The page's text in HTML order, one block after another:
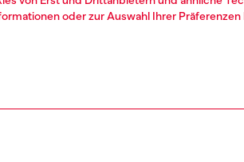
oder zur Auswahl Ihrer Präferenzen